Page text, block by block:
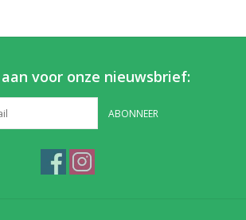
voor onze nieuwsbrief:
ABONNEER